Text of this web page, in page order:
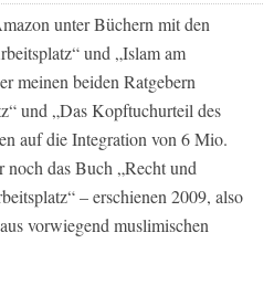
unter Büchern mit den
und „Islam am
meinen beiden Ratgebern
und „Das Kopftuchurteil des
auf die Integration von 6 Mio.
das Buch „Recht und
– erschienen 2009, also
vorwiegend muslimischen